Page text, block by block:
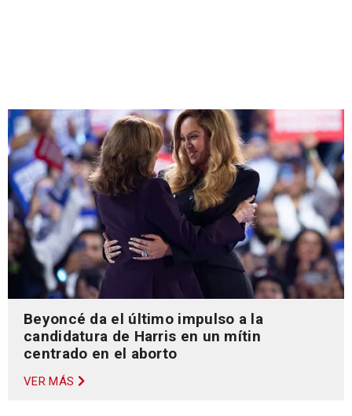
Beyoncé da el último impulso a la
candidatura de Harris en un mítin
centrado en el aborto
VER MÁS